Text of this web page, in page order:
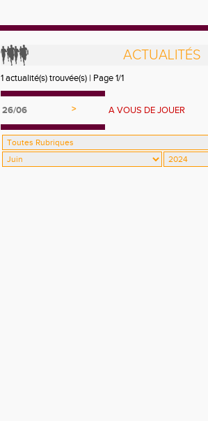
ACTUALITÉS
1 actualité(s) trouvée(s) | Page 1/1
26/06 > A VOUS DE JOUER